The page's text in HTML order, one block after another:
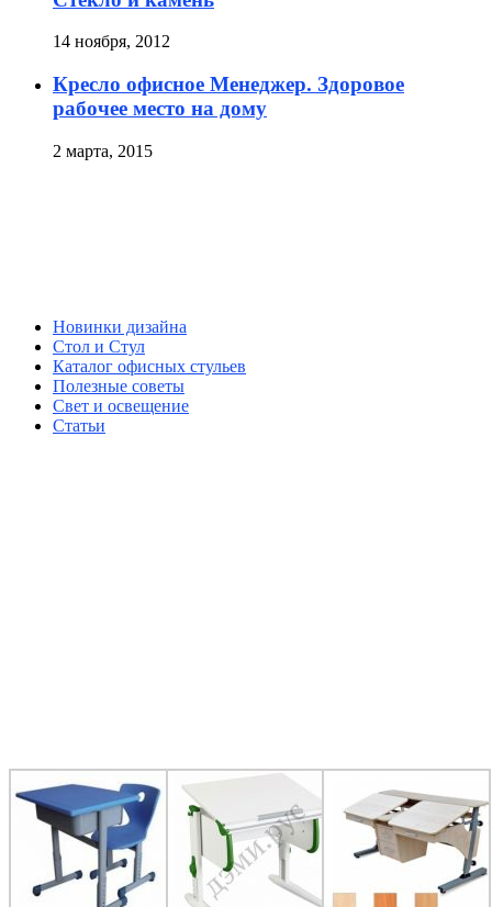
14 ноября, 2012
Кресло офисное Менеджер. Здоровое
рабочее место на дому
2 марта, 2015
Новинки дизайна
Стол и Стул
Каталог офисных стульев
Полезные советы
Свет и освещение
Статьи